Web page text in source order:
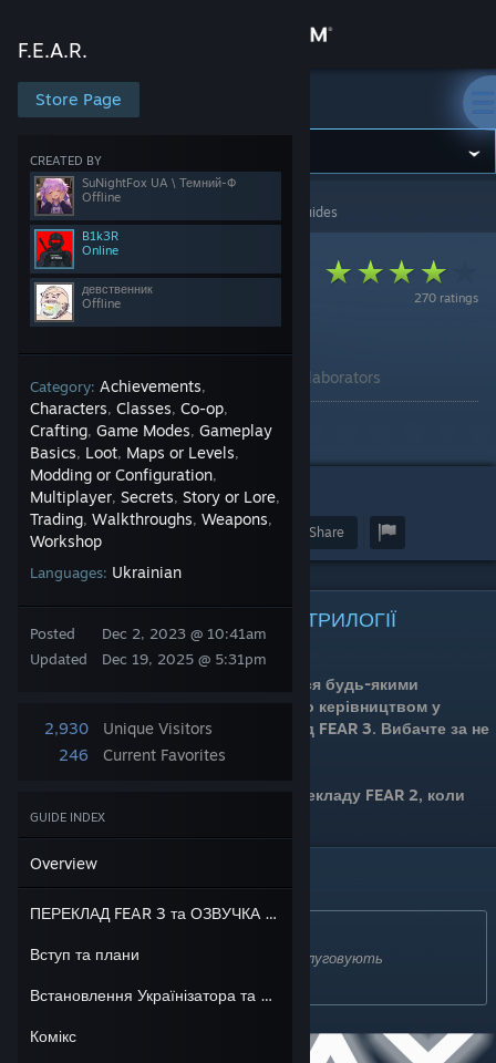
Store
Community
About
Support
Get the Steam Mobile App
View desktop website
F.E.A.R.
Store Page
CREATED BY
SuNightFox UA \ Темний-Ф
Offline
B1k3R
Online
девственник
Offline
Category: Achievements,
Characters, Classes, Co-op,
Crafting, Game Modes, Gameplay
Basics, Loot, Maps or Levels,
Modding or Configuration,
Multiplayer, Secrets, Story or Lore,
Trading, Walkthroughs, Weapons,
Workshop
Languages: Ukrainian
Posted
Updated
Dec 2, 2023 @ 10:41am
Dec 19, 2025 @ 5:31pm
2,930
Unique Visitors
246
Current Favorites
GUIDE INDEX
Overview
ПЕРЕКЛАД FEAR 3 та ОЗВУЧКА ТРИЛОГІЇ СКАСОВАНО
Вступ та плани
Встановлення Українізатора та патчи
Комікс
F.E.A.R.
F.E.A.R. >Guides SuNightFox UA \ Темний-Ф's Guides
270 ratings
Українізація F.E.A.R.
By SuNightFox UA \ Темний-Ф and 2 collaborators
Переклад F.E.A.R.
42
Favorite Share
ПЕРЕКЛАД FEAR 3 та ОЗВУЧКА ТРИЛОГІЇ
СКАСОВАНО
Автор більше не має бажання займатися будь-якими
перекладами. А тому й озвучка під його керівництвом у
майбутньому не можлива, як і переклад FEAR 3. Вибачте за не
виправдані очікування.
Поки що підтримується оновлення перекладу FEAR 2, коли
будуть готові новві текстури.
Вступ та плани
Він заслуговує Українізатор. Вони всі заслуговують